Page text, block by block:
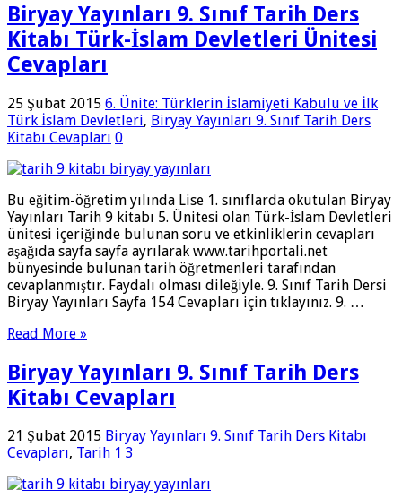
Biryay Yayınları 9. Sınıf Tarih Ders
Kitabı Türk-İslam Devletleri Ünitesi
Cevapları
25 Şubat 2015 6. Ünite: Türklerin İslamiyeti Kabulu ve İlk
Türk İslam Devletleri, Biryay Yayınları 9. Sınıf Tarih Ders
Kitabı Cevapları 0
Bu eğitim-öğretim yılında Lise 1. sınıflarda okutulan Biryay
Yayınları Tarih 9 kitabı 5. Ünitesi olan Türk-İslam Devletleri
ünitesi içeriğinde bulunan soru ve etkinliklerin cevapları
aşağıda sayfa sayfa ayrılarak www.tarihportali.net
bünyesinde bulunan tarih öğretmenleri tarafından
cevaplanmıştır. Faydalı olması dileğiyle. 9. Sınıf Tarih Dersi
Biryay Yayınları Sayfa 154 Cevapları için tıklayınız. 9. …
Read More »
Biryay Yayınları 9. Sınıf Tarih Ders
Kitabı Cevapları
21 Şubat 2015 Biryay Yayınları 9. Sınıf Tarih Ders Kitabı
Cevapları, Tarih 1 3